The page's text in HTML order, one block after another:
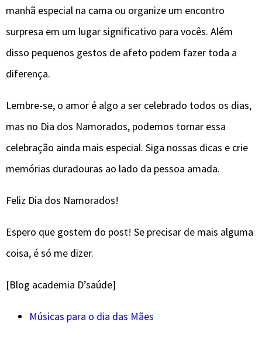
manhã especial na cama ou organize um encontro
surpresa em um lugar significativo para vocês. Além
disso pequenos gestos de afeto podem fazer toda a
diferença.
Lembre-se, o amor é algo a ser celebrado todos os dias,
mas no Dia dos Namorados, podemos tornar essa
celebração ainda mais especial. Siga nossas dicas e crie
memórias duradouras ao lado da pessoa amada.
Feliz Dia dos Namorados!
Espero que gostem do post! Se precisar de mais alguma
coisa, é só me dizer.
[Blog academia D’saúde]
Músicas para o dia das Mães